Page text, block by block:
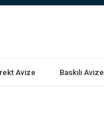
Avize Baskılı Avize